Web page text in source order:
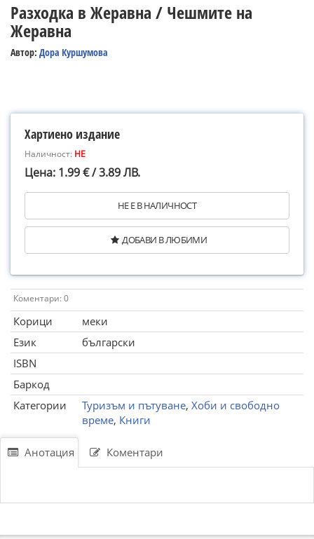
Разходка в Жеравна / Чешмите на
Жеравна
Автор: Дора Куршумова
Хартиено издание
Наличност: НЕ
Цена: 1.99 € / 3.89 ЛВ.
НЕ Е В НАЛИЧНОСТ
ДОБАВИ В ЛЮБИМИ
Коментари: 0
Корици
меки
Език
български
ISBN
Баркод
Категории
Туризъм и пътуване, Хоби и свободно
време, Книги
Анотация Коментари